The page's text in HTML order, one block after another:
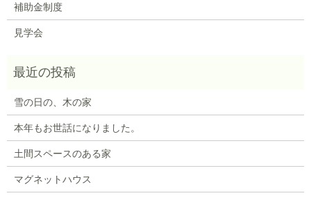
補助金制度
見学会
雪の日の、木の家
本年もお世話になりました。
土間スペースのある家
マグネットハウス